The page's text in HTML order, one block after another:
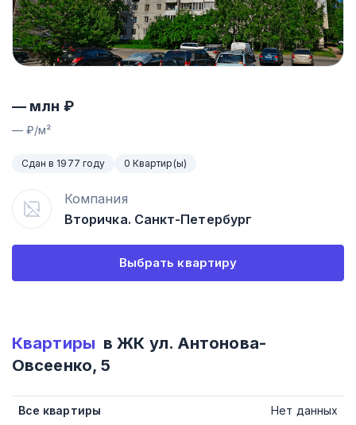
— млн ₽
—₽/м²
Сдан в 1977 году 0 Квартир(ы)
Компания
Вторичка. Санкт-Петербург
Выбрать квартиру
Квартиры в ЖК ул. Антонова-
Овсеенко, 5
Все квартиры
Нет данных